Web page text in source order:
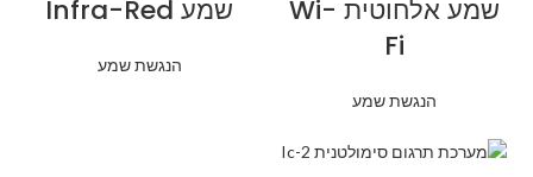
שמע אלחוטית Wi-
Fi
הנגשת שמע
שמע Infra-Red
הנגשת שמע